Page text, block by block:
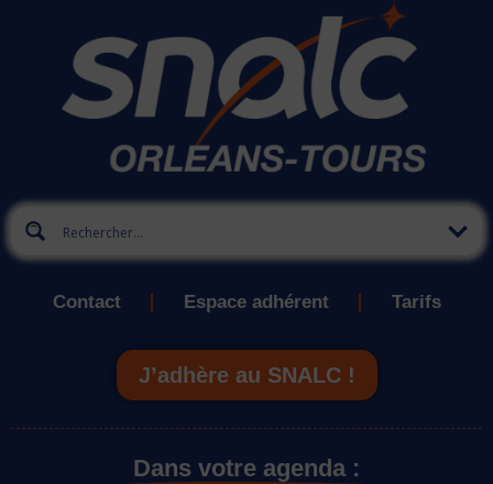
Contact Espace adhérent Tarifs
J’adhère au SNALC !
Dans votre agenda :